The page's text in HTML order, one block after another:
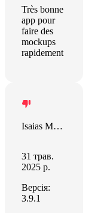
Très bonne
app pour
faire des
mockups
rapidement
Isaias Matewos
31 трав.
2025 р.
Версія:
3.9.1